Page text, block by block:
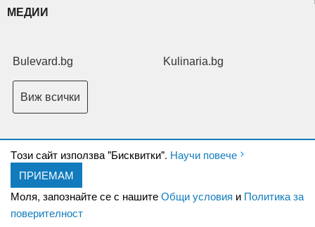
Tози сайт използва "Бисквитки". Научи повече
ПРИЕМАМ
Моля, запознайте се с нашитеОбщи условия и Политика за
поверителност
МЕДИИ
Bulevard.bg Kulinaria.bg
Виж всички
Copyright © 2026 Ксениум ООД. Всички права запазени.
XeniumCompany.com